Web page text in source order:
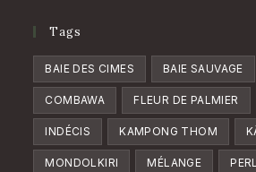
Tags
BAIE DES CIMES BAIE SAUVAGE
COMBAWA FLEUR DE PALMIER
INDÉCIS KAMPONG THOM
MONDOLKIRI MÉLANGE